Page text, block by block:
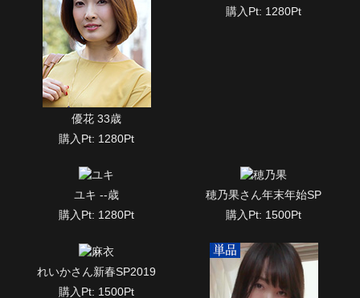
優花 33歳
購入Pt: 1280Pt
購入Pt: 1280Pt
ユキ --歳
購入Pt: 1280Pt
穂乃果さん年末年始SP
購入Pt: 1500Pt
れいかさん新春SP2019
購入Pt: 1500Pt